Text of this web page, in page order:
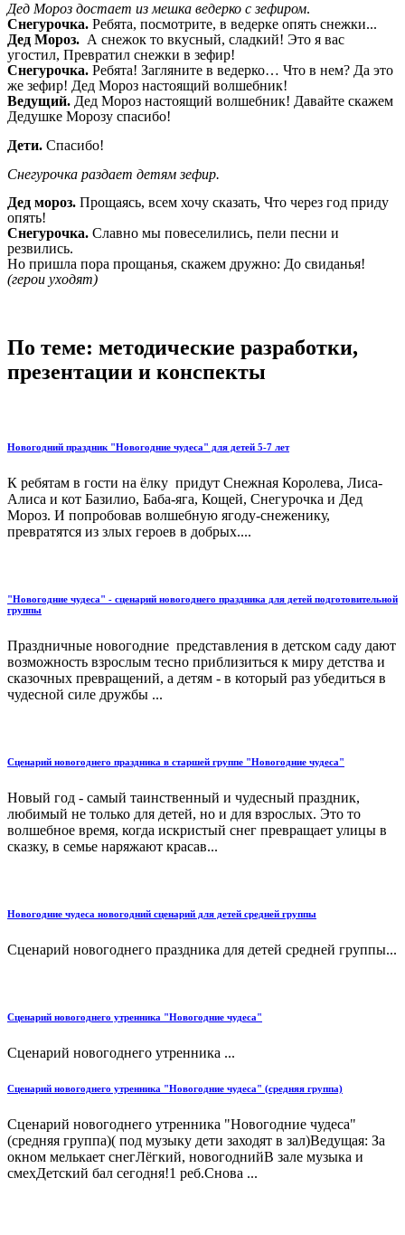
Дед Мороз достает из мешка ведерко с зефиром.
Снегурочка. Ребята, посмотрите, в ведерке опять снежки...
Дед Мороз. А снежок то вкусный, сладкий! Это я вас
угостил, Превратил снежки в зефир!
Снегурочка. Ребята! Загляните в ведерко… Что в нем? Да это
же зефир! Дед Мороз настоящий волшебник!
Ведущий. Дед Мороз настоящий волшебник! Давайте скажем
Дедушке Морозу спасибо!
Дети. Спасибо!
Снегурочка раздает детям зефир.
Дед мороз. Прощаясь, всем хочу сказать, Что через год приду
опять!
Снегурочка. Славно мы повеселились, пели песни и
резвились.
Но пришла пора прощанья, скажем дружно: До свиданья!
(герои уходят)
По теме: методические разработки,
презентации и конспекты
Новогодний праздник "Новогодние чудеса" для детей 5-7 лет
К ребятам в гости на ёлку придут Снежная Королева, Лиса-
Алиса и кот Базилио, Баба-яга, Кощей, Снегурочка и Дед
Мороз. И попробовав волшебную ягоду-снеженику,
превратятся из злых героев в добрых....
"Новогодние чудеса" - сценарий новогоднего праздника для детей подготовительной
группы
Праздничные новогодние представления в детском саду дают
возможность взрослым тесно приблизиться к миру детства и
сказочных превращений, а детям - в который раз убедиться в
чудесной силе дружбы ...
Сценарий новогоднего праздника в старшей группе "Новогодние чудеса"
Новый год - самый таинственный и чудесный праздник,
любимый не только для детей, но и для взрослых. Это то
волшебное время, когда искристый снег превращает улицы в
сказку, в семье наряжают красав...
Новогодние чудеса новогодний сценарий для детей средней группы
Сценарий новогоднего праздника для детей средней группы...
Сценарий новогоднего утренника "Новогодние чудеса"
Сценарий новогоднего утренника ...
Сценарий новогоднего утренника "Новогодние чудеса" (средняя группа)
Сценарий новогоднего утренника "Новогодние чудеса"
(средняя группа)( под музыку дети заходят в зал)Ведущая: За
окном мелькает снегЛёгкий, новогоднийВ зале музыка и
смехДетский бал сегодня!1 реб.Снова ...